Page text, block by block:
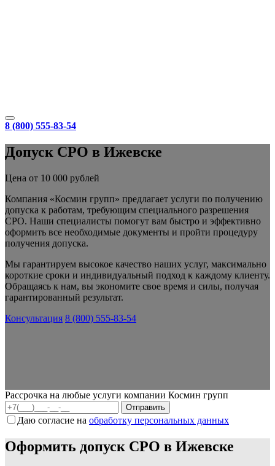
8 (800) 555-83-54
Допуск СРО в Ижевске
Цена от 10 000 рублей
Компания «Космин групп» предлагает услуги по получению
допуска к работам, требующим специального разрешения
СРО. Наши специалисты помогут вам быстро и эффективно
оформить все необходимые документы и пройти процедуру
получения допуска.
Мы гарантируем высокое качество наших услуг, максимально
короткие сроки и индивидуальный подход к каждому клиенту.
Обращаясь к нам, вы экономите свое время и силы, получая
гарантированный результат.
Консультация 8 (800) 555-83-54
Рассрочка на любые услуги компании Космин групп
Даю согласие на обработку персональных данных
Оформить допуск СРО в Ижевске